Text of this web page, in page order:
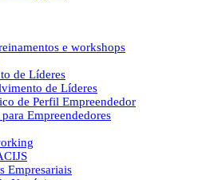
e workshops
de Líderes
de Líderes
de Perfil Empreendedor
Empreendedores
Empresariais